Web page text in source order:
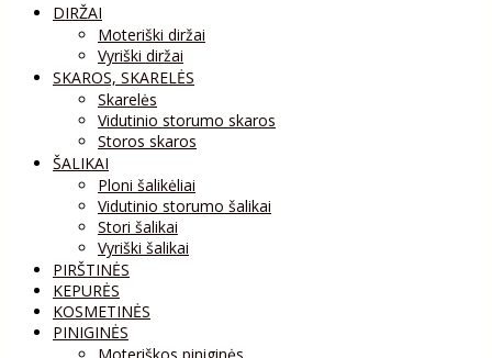
DIRŽAI
Moteriški diržai
Vyriški diržai
SKAROS, SKARELĖS
Skarelės
Vidutinio storumo skaros
Storos skaros
ŠALIKAI
Ploni šalikėliai
Vidutinio storumo šalikai
Stori šalikai
Vyriški šalikai
PIRŠTINĖS
KEPURĖS
KOSMETINĖS
PINIGINĖS
Moteriškos piniginės